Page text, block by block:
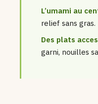
L’umami au
relief sans gras.
Des plats
garni, nouilles